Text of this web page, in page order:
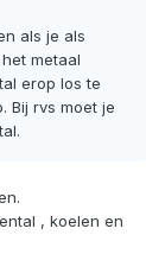
als je als
metaal
erop los te
Bij rvs moet je
, koelen en